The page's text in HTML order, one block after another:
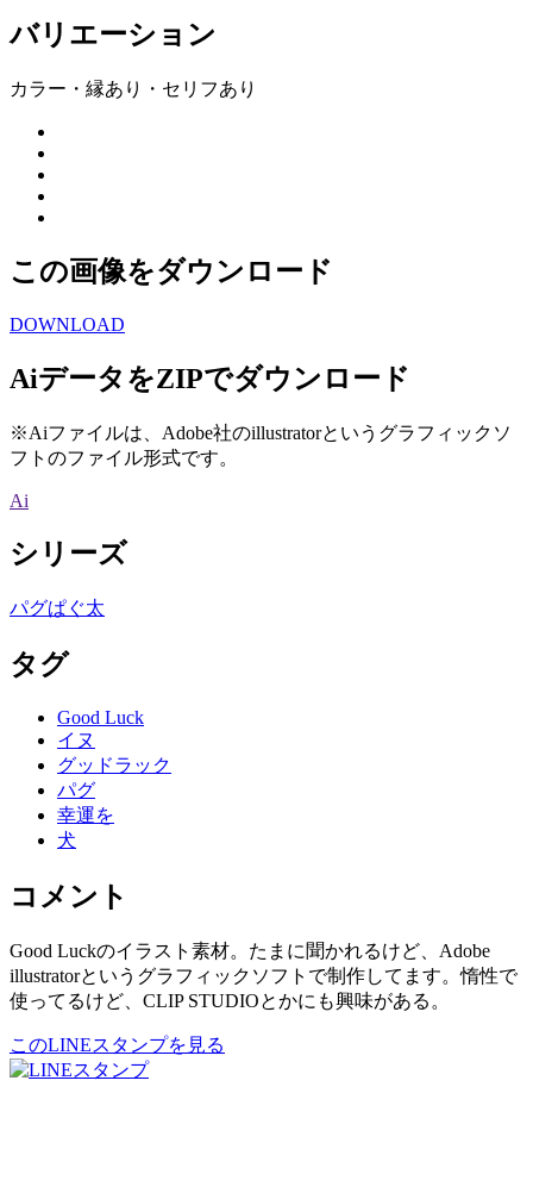
バリエーション
カラー・縁あり・セリフあり
この画像をダウンロード
DOWNLOAD
AiデータをZIPでダウンロード
※Aiファイルは、Adobe社のillustratorというグラフィックソ
フトのファイル形式です。
Ai
シリーズ
パグぱぐ太
タグ
Good Luck
イヌ
グッドラック
パグ
幸運を
犬
コメント
Good Luckのイラスト素材。たまに聞かれるけど、Adobe
illustratorというグラフィックソフトで制作してます。惰性で
使ってるけど、CLIP STUDIOとかにも興味がある。
このLINEスタンプを見る